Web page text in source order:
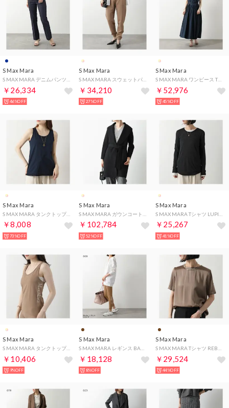
S Max Mara
￥26,334
46%OFF
S Max Mara
￥34,210
27%OFF
S Max Mara
S MAX MARA ワンピース TERESA ノースリーブ ベルト付き （042/ネイビー）
￥52,976
45%OFF
S Max Mara
￥8,008
73%OFF
S Max Mara
￥102,784
52%OFF
S Max Mara
￥25,267
41%OFF
S Max Mara
￥10,406
9%OFF
S Max Mara
￥18,128
8%OFF
S Max Mara
￥29,524
44%OFF